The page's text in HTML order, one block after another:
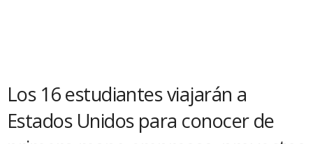
Los 16 estudiantes viajarán a
Estados Unidos para conocer de